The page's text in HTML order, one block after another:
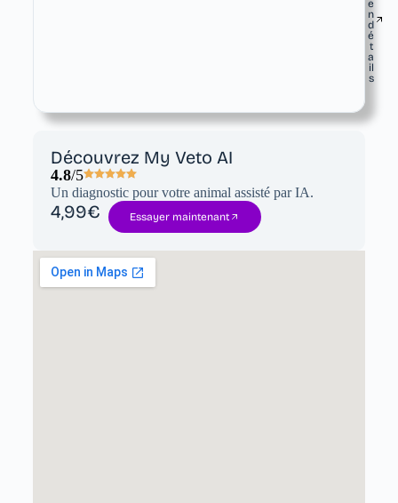
e
n
d
é
t
a
il
s
Découvrez My Veto AI
4.8/5
Un diagnostic pour votre animal assisté par IA.
4,99€ Essayer maintenant